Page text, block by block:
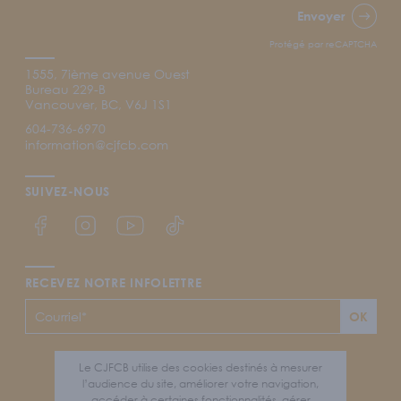
Le CJFCB utilise des cookies destinés à mesurer
l’audience du site, améliorer votre navigation,
Envoyer
Protégé par reCAPTCHA
1555, 7ième avenue Ouest
Bureau 229-B
Vancouver, BC, V6J 1S1
604-736-6970
information@cjfcb.com
SUIVEZ-NOUS
Lien Facebook du CJFCB
Lien Instagram du CJFCB
Lien YouTube du CJFCB
Lien TikTok du CJFCB
RECEVEZ NOTRE INFOLETTRE
OK
Mentions légales et politique de confidentialité
Plan du site